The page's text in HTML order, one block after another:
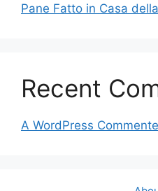
Pane Fatto in Casa
Recent
A WordPress